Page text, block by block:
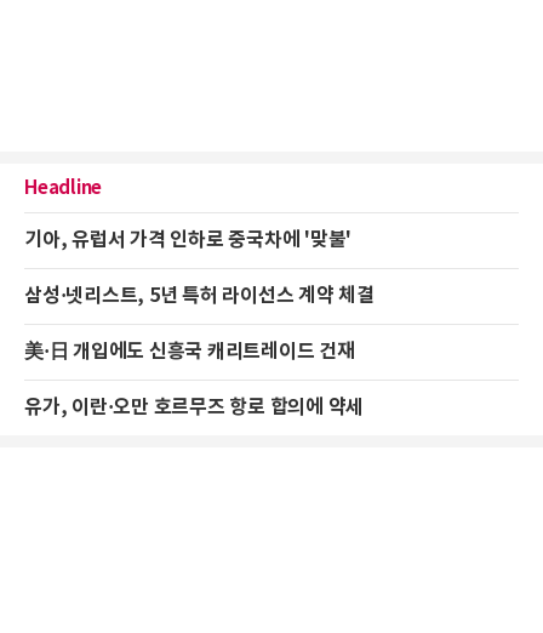
Headline
기아, 유럽서 가격 인하로 중국차에 '맞불'
삼성·넷리스트, 5년 특허 라이선스 계약 체결
美·日 개입에도 신흥국 캐리트레이드 건재
유가, 이란·오만 호르무즈 항로 합의에 약세